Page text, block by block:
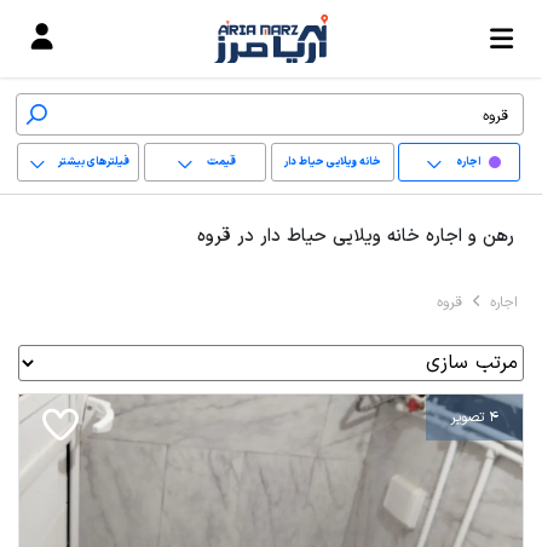
اجاره خانه ویلایی حیاط دار قیمت فیلترهای بیشتر
رهن و اجاره خانه ویلایی حیاط دار در قروه
اجاره قروه
4 تصویر